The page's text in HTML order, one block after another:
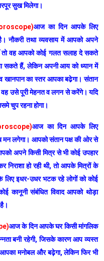
सुख मिलेगा।
आज का दिन आपके लिए
है। नौकरी तथा व्यवसाय में आपको अपने
तो वह आपको कोई गलत सलाह दे सकते
सकते हैं, लेकिन अपनी आय को ध्यान में
खानपान का स्तर आपका बढे़गा। संतान
वह उसे पूरी मेहनत व लगन से करेंगे। यदि
चुप रहना होगा।
आज का दिन आपके लिए
मन लगेगा। आपको संतान पक्ष की ओर से
अपने किसी मित्र से भी कोई उपहार
निराशा हो रही थी, तो आपके मित्रों के
इधर-उधर भटक रहे लोगों को कोई
कानूनी संबंधित विवाद आपको थोड़ा
आज के दिन आपके घर किसी मांगलिक
बनी रहेगी, जिसके कारण आप व्यस्त
मनोबल और बढ़ेगा, लेकिन फिर भी